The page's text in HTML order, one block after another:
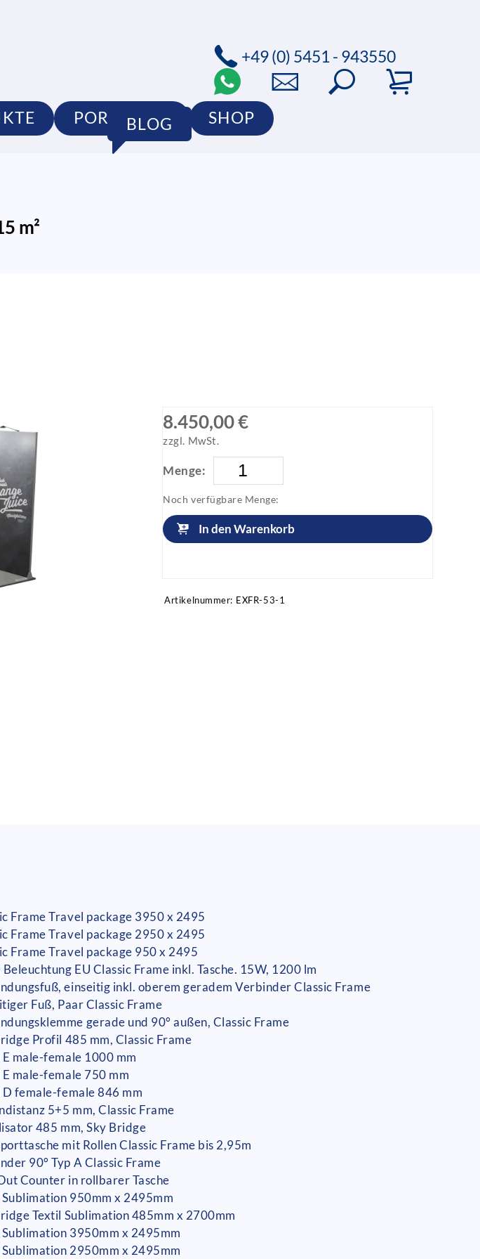
PORTFOLIO SHOP
BLOG
+49 (0) 5451 - 943550
m²
8.450,00 €
zzgl. MwSt.
Menge:
Noch verfügbare Menge:
In den Warenkorb
Artikelnummer: EXFR-53-1
Frame Travel package 3950 x 2495
Frame Travel package 2950 x 2495
Frame Travel package 950 x 2495
Beleuchtung EU Classic Frame inkl. Tasche. 15W, 1200 lm
einseitig inkl. oberem geradem Verbinder Classic Frame
Fuß, Paar Classic Frame
gerade und 90° außen, Classic Frame
Profil 485 mm, Classic Frame
male-female 1000 mm
male-female 750 mm
female-female 846 mm
5+5 mm, Classic Frame
485 mm, Sky Bridge
mit Rollen Classic Frame bis 2,95m
90° Typ A Classic Frame
Counter in rollbarer Tasche
Sublimation 950mm x 2495mm
Textil Sublimation 485mm x 2700mm
Sublimation 3950mm x 2495mm
Sublimation 2950mm x 2495mm